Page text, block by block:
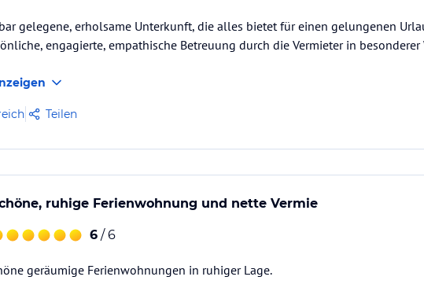
gelegene, erholsame Unterkunft, die alles bietet für einen gelungenen
engagierte, empathische Betreuung durch die Vermieter in besonderer
Teilen
ruhige Ferienwohnung und nette Vermie
6 / 6
geräumige Ferienwohnungen in ruhiger Lage.